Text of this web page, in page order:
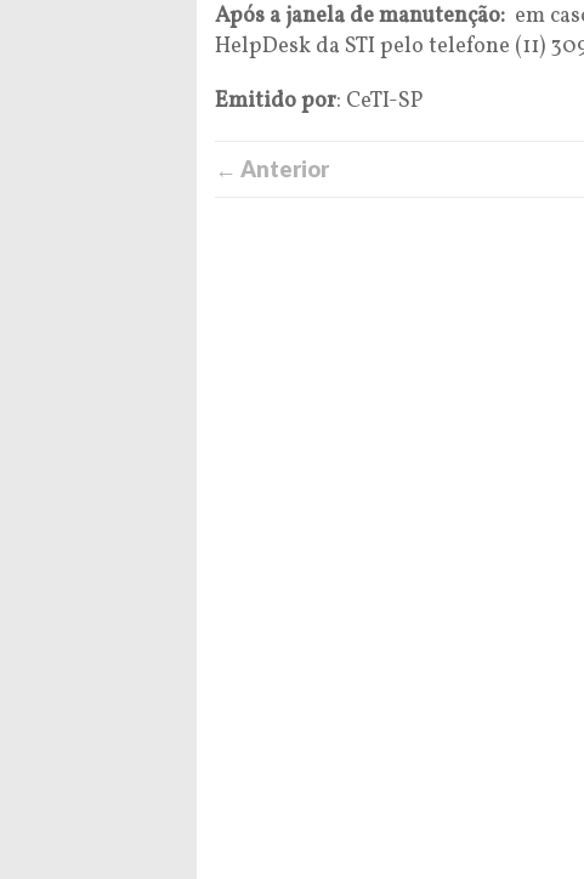
Após a janela de manutenção: em
HelpDesk da STI pelo telefone (11)
Emitido por: CeTI-SP
← Anterior